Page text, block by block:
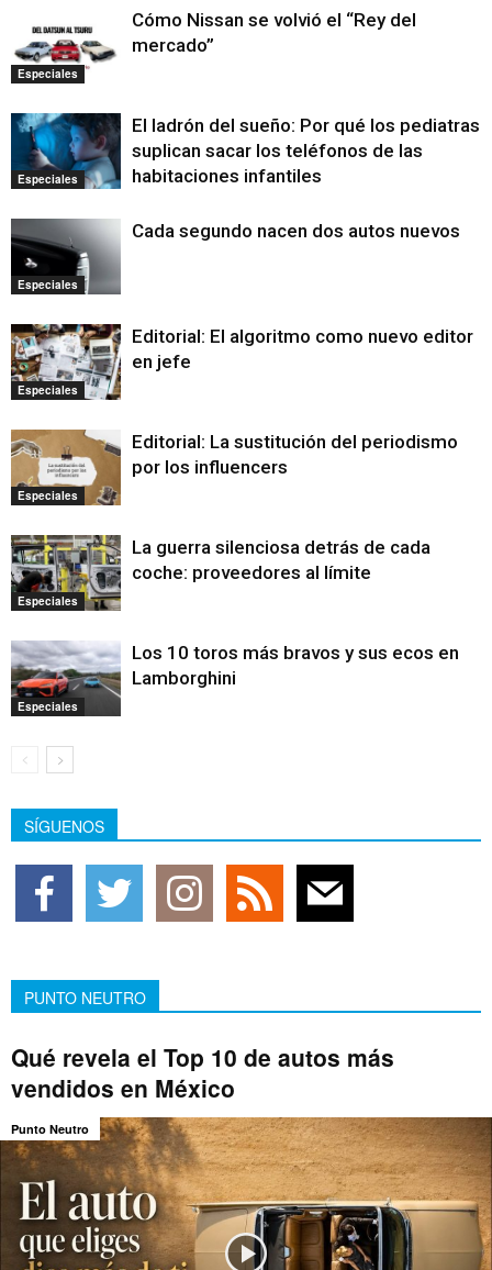
Especiales
Cómo Nissan se volvió el “Rey del
mercado”
Especiales
El ladrón del sueño: Por qué los pediatras
suplican sacar los teléfonos de las
habitaciones infantiles
Especiales
Cada segundo nacen dos autos nuevos
Especiales
Editorial: El algoritmo como nuevo editor
en jefe
Especiales
Editorial: La sustitución del periodismo
por los influencers
Especiales
La guerra silenciosa detrás de cada
coche: proveedores al límite
Especiales
Los 10 toros más bravos y sus ecos en
Lamborghini
SÍGUENOS
PUNTO NEUTRO
Qué revela el Top 10 de autos más
vendidos en México
Punto Neutro